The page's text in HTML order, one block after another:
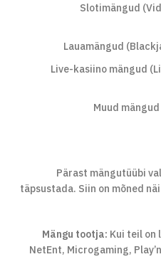
Slotimängud
Lauamängud
Live-kasiino mängud
Muud
Pärast mängutüübi
täpsustada. Siin on mõned
Mängu tootja: Kui teil on
NetEnt, Microgaming,